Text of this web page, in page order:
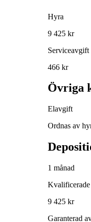
Hyra
9 425 kr
Serviceavgift
466 kr
Övriga
Elavgift
Ordnas av
1 månad
Kvalificerade
9 425 kr
Garanterad